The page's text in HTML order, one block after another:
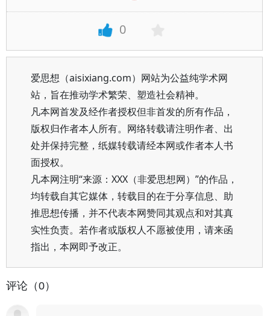
0
爱思想（aisixiang.com）网站为公益纯学术网
站，旨在推动学术繁荣、塑造社会精神。
凡本网首发及经作者授权但非首发的所有作品，
版权归作者本人所有。网络转载请注明作者、出
处并保持完整，纸媒转载请经本网或作者本人书
面授权。
凡本网注明“来源：XXX（非爱思想网）”的作品，
均转载自其它媒体，转载目的在于分享信息、助
推思想传播，并不代表本网赞同其观点和对其真
实性负责。若作者或版权人不愿被使用，请来函
指出，本网即予改正。
评论（0）